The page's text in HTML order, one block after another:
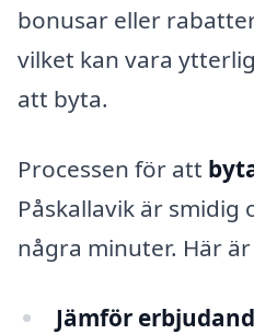
bonusar eller
vilket kan vara
att byta.
Processen för att
Påskallavik är
några minuter. Här
Jämför